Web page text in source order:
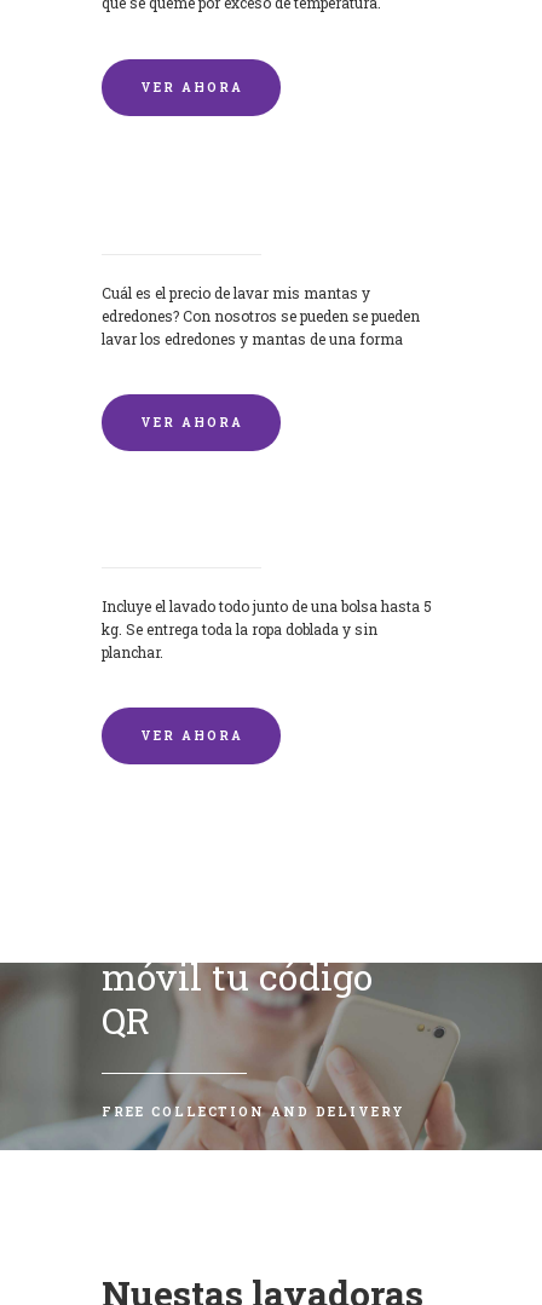
VER AHORA
Cuál es el precio de lavar mis mantas y
edredones? Con nosotros se pueden se pueden
lavar los edredones y mantas de una forma
VER AHORA
Incluye el lavado todo junto de una bolsa hasta 5
kg. Se entrega toda la ropa doblada y sin
planchar.
VER AHORA
móvil tu código
QR
FREE COLLECTION AND DELIVERY
Nuestas lavadoras